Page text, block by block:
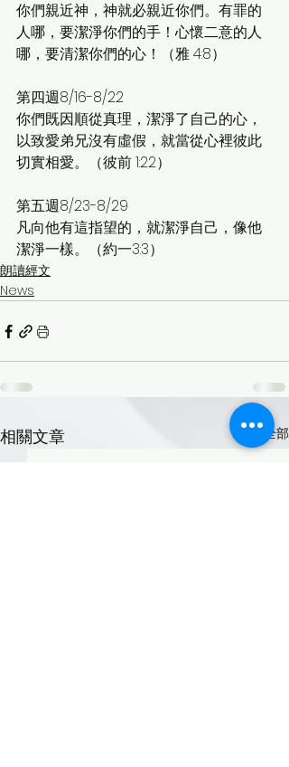
你們親近神，神就必親近你們。有罪的
人哪，要潔淨你們的手！心懷二意的人
哪，要清潔你們的心！（雅 4:8）
第四週8/16-8/22
你們既因順從真理，潔淨了自己的心，
以致愛弟兄沒有虛假，就當從心裡彼此
切實相愛。（彼前 1:22）
第五週8/23-8/29
凡向他有這指望的，就潔淨自己，像他
潔淨一樣。（約一3:3）
朗讀經文
News
相關文章 查看全部